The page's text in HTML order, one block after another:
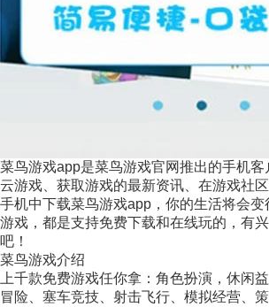
菜鸟游戏app是菜鸟游戏官网推出的手机
云游戏、获取游戏的最新资讯、在游戏社
手机中下载菜鸟游戏app，你的生活将会
游戏，都是支持免费下载和在线玩的，有
吧！
菜鸟游戏介绍
上千款免费游戏任你拿：角色扮演，休闲
冒险、塞车竞技、射击飞行、模拟经营、